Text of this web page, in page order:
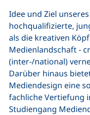
Idee und Ziel
hochqualifizierte,
als die kreativen
Medienlandschaft -
(inter-/national)
Darüber hinaus
Mediendesign eine
fachliche Vertiefung
Studiengang